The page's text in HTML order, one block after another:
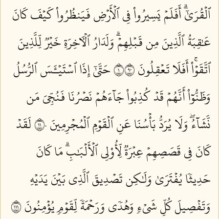
ٱلۡقُرَىٰٓۗ أَفَلَمۡ يَسِيرُواْ فِي ٱلۡأَرۡضِ فَيَنظُرُواْ كَيۡفَ كَانَ
عَٰقِبَةُ ٱلَّذِينَ مِن قَبۡلِهِمۡۗ وَلَدَارُ ٱلۡأٓخِرَةِ خَيۡرٞ لِّلَّذِينَ
ٱتَّقَوۡاْۚ أَفَلَا تَعۡقِلُونَ ١٠٩
حَتَّىٰٓ إِذَا ٱسۡتَيۡـَٔسَ ٱلرُّسُلُ
وَظَنُّوٓاْ أَنَّهُمۡ قَدۡ كُذِبُواْ جَآءَهُمۡ نَصۡرُنَا فَنُجِّيَ مَن
نَّشَآءُۖ وَلَا يُرَدُّ بَأۡسُنَا عَنِ ٱلۡقَوۡمِ ٱلۡمُجۡرِمِينَ ١١٠
لَقَدۡ
كَانَ فِي قَصَصِهِمۡ عِبۡرَةٞ لِّأُوْلِي ٱلۡأَلۡبَٰبِۗ مَا كَانَ
حَدِيثٗا يُفۡتَرَىٰ وَلَٰكِن تَصۡدِيقَ ٱلَّذِي بَيۡنَ يَدَيۡهِ
وَتَفۡصِيلَ كُلِّ شَيۡءٖ وَهُدٗى وَرَحۡمَةٗ لِّقَوۡمٖ يُؤۡمِنُونَ ١١١